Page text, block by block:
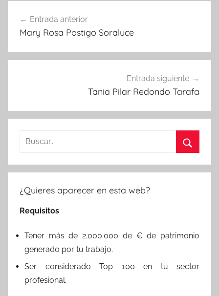
de
Entrada anterior
Mary Rosa Postigo Soraluce
Entrada siguiente
Tania Pilar Redondo Tarafa
Buscar:
¿Quieres aparecer en esta web?
Requisitos
Tener más de 2.000.000 de € de patrimonio
generado por tu trabajo.
Ser considerado Top 100 en tu sector
profesional.